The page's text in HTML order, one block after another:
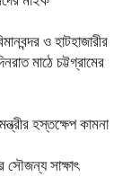
ও হাটহাজারীর
মাঠে চট্টগ্রামের
হস্তক্ষেপ কামনা
সৌজন্য সাক্ষাৎ